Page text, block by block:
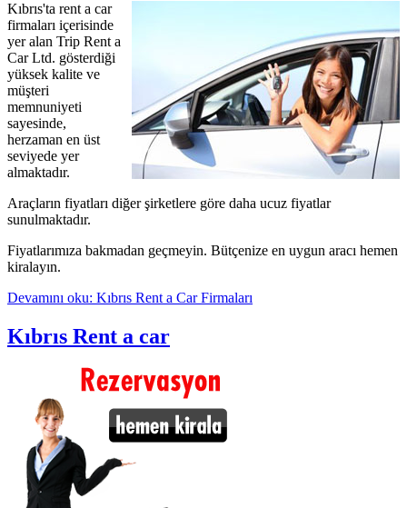
Kıbrıs'ta rent a car
firmaları içerisinde
yer alan Trip Rent a
Car Ltd. gösterdiği
yüksek kalite ve
müşteri
memnuniyeti
sayesinde,
herzaman en üst
seviyede yer
almaktadır.
Araçların fiyatları diğer şirketlere göre daha ucuz fiyatlar
sunulmaktadır.
Fiyatlarımıza bakmadan geçmeyin. Bütçenize en uygun aracı hemen
kiralayın.
Devamını oku: Kıbrıs Rent a Car Firmaları
Kıbrıs Rent a car